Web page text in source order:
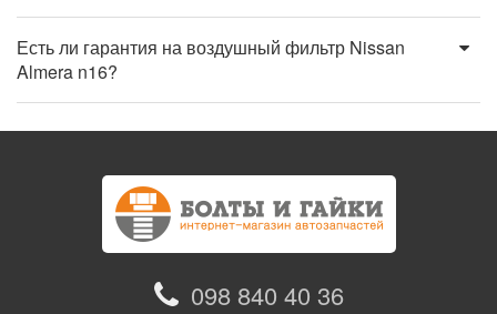
Есть ли гарантия на воздушный фильтр Nissan
Almera n16?
098 840 40 36